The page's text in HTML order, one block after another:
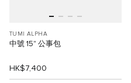
TUMI ALPHA
中號 15" 公事包
HK$7,400